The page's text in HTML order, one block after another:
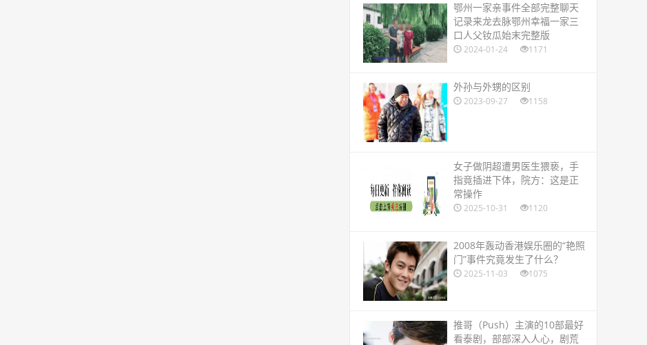
​鄂州一家亲事件全部完整聊天
记录来龙去脉鄂州幸福一家三
口人父钕瓜始末完整版
2024-01-24 1171
​外孙与外甥的区别
2023-09-27 1158
​女子做阴超遭男医生猥亵，手
指竟插进下体，院方：这是正
常操作
2025-10-31 1120
​2008年轰动香港娱乐圈的“艳照
门”事件究竟发生了什么？
2025-11-03 1075
​推哥（Push）主演的10部最好
看泰剧，部部深入人心，剧荒